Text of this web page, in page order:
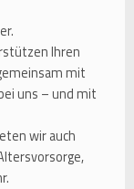
Ihren
mit
uns – und mit
wir auch